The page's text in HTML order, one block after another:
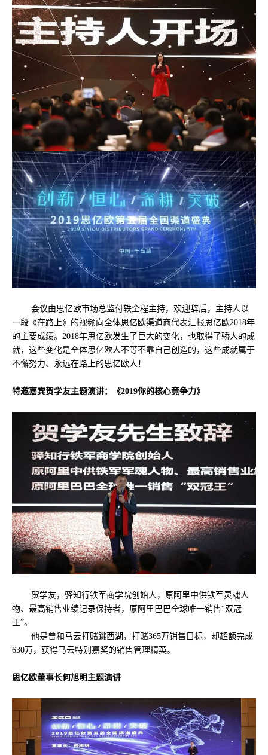
会议由思亿欧市场总监付轶全程主持，欢迎辞后，主持人以
一段《在路上》的视频向全体思亿欧渠道商代表汇报思亿欧2018年
的主要成绩。2018年思亿欧发生了巨大的变化，也取得了骄人的成
就，这些变化是全体思亿欧人不等不靠自己创造的，这些成就属于
不懈努力、永远在路上的思亿欧人！
特邀嘉宾贺学友主题演讲：《2019你的核心竟争力》
贺学友，驿知行铁军商学院创始人，原阿里中供铁军灵魂人
物、最高销售业绩记录保持者，原阿里巴巴全球唯一销售“双冠
王”。
他是曾和马云打赌跳西湖，打赌365万销售目标，却超额完成
630万，获得马云特别嘉奖的销售管理精英。
思亿欧董事长何旭明主题演讲